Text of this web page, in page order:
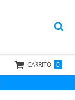
CARRITO 0